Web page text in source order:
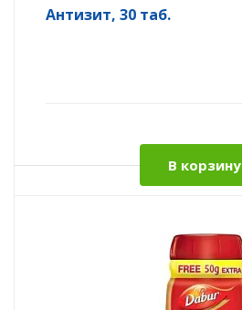
Антизит, 30 таб.
В корзину